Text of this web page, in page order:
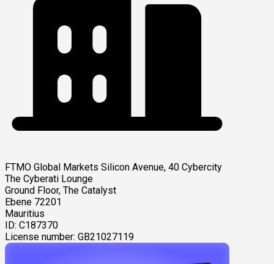
FTMO Global Markets Silicon Avenue, 40 Cybercity
The Cyberati Lounge
Ground Floor, The Catalyst
Ebene 72201
Mauritius
ID: C187370
License number: GB21027119